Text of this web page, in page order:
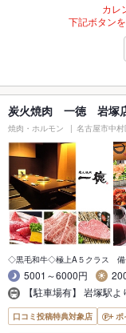
カレ
下記ボタン
炭火焼肉 一徳 岩塚
焼肉・ホルモン 名古屋市中
◇黒毛和牛◇極上A５クラス 備
5001～6000円
【駐車場有】 岩塚駅
口コミ投稿特典対象店 ポ